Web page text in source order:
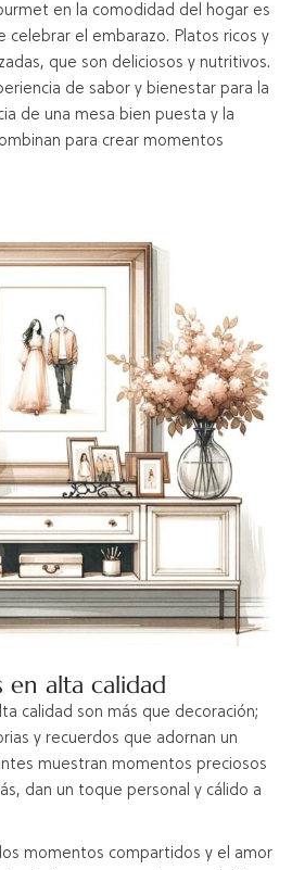
en la comodidad del hogar es
celebrar el embarazo. Platos ricos y
que son deliciosos y nutritivos.
de sabor y bienestar para la
de una mesa bien puesta y la
para crear momentos
en alta calidad
calidad son más que decoración;
y recuerdos que adornan un
muestran momentos preciosos
dan un toque personal y cálido a
momentos compartidos y el amor